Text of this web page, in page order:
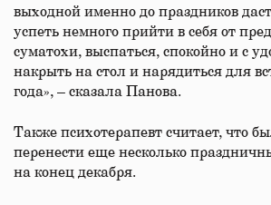
выходной именно до праздников
успеть немного прийти в себя от
суматохи, выспаться, спокойно и с
накрыть на стол и нарядиться для
года», – сказала Панова.
Также психотерапевт считает, что
перенести еще несколько
на конец декабря.